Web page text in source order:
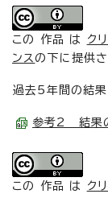
この 作品 は ク
ンスの下に提供さ
過去5年間の結
参考2 結果
この 作品 は ク